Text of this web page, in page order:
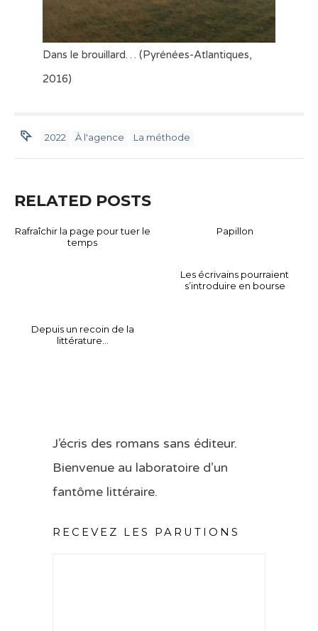
Dans le brouillard… (Pyrénées-Atlantiques,
2016)
2022 À l'agence La méthode
RELATED POSTS
Rafraîchir la page pour tuer le
temps
Papillon
Les écrivains pourraient
s’introduire en bourse
Depuis un recoin de la
littérature…
J’écris des romans sans éditeur.
Bienvenue au laboratoire d’un
fantôme littéraire.
RECEVEZ LES PARUTIONS